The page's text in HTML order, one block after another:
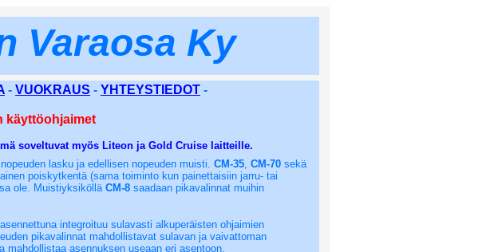
Varaosa Ky
- VUOKRAUS - YHTEYSTIEDOT -
käyttöohjaimet
soveltuvat myös Liteon ja Gold Cruise laitteille.
lasku ja edellisen nopeuden muisti. CM-35, CM-70sekä
poiskytkentä (sama toiminto kun painettaisiin jarru- tai
ole. Muistiyksiköllä CM-8saadaan pikavalinnat muihin
integroituu sulavasti alkuperäisten ohjaimien
pikavalinnat mahdollistavat sulavan ja vaivattoman
mahdollistaa asennuksen useaan eri asentoon.